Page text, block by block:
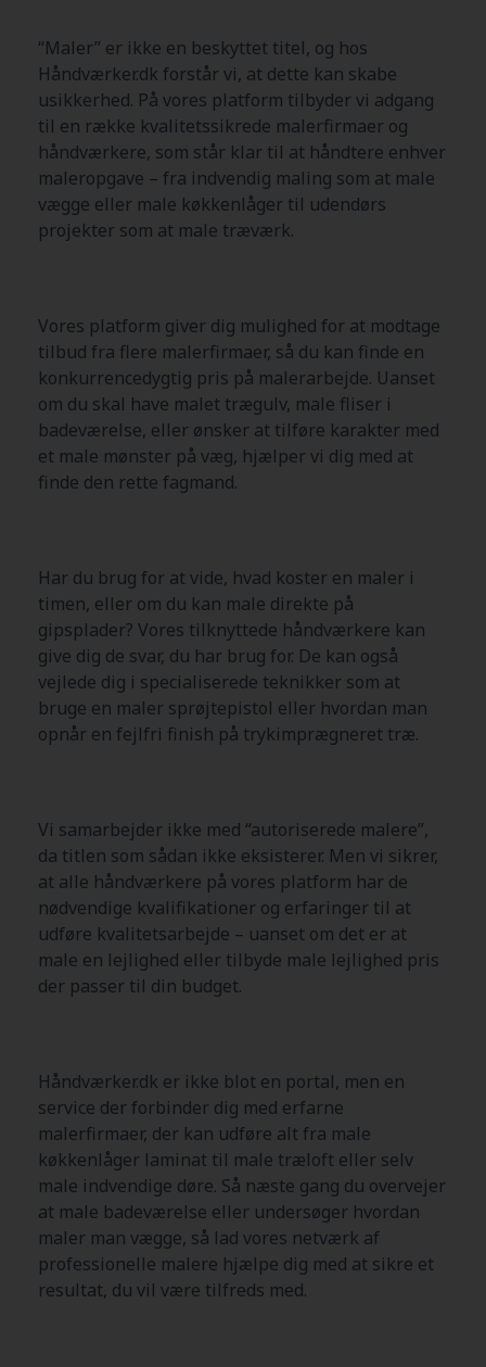
“Maler” er ikke en beskyttet titel, og hos
Håndværker.dk forstår vi, at dette kan skabe
usikkerhed. På vores platform tilbyder vi adgang
til en række kvalitetssikrede malerfirmaer og
håndværkere, som står klar til at håndtere enhver
maleropgave – fra indvendig maling som at male
vægge eller male køkkenlåger til udendørs
projekter som at male træværk.
Vores platform giver dig mulighed for at modtage
tilbud fra flere malerfirmaer, så du kan finde en
konkurrencedygtig pris på malerarbejde. Uanset
om du skal have malet trægulv, male fliser i
badeværelse, eller ønsker at tilføre karakter med
et male mønster på væg, hjælper vi dig med at
finde den rette fagmand.
Har du brug for at vide, hvad koster en maler i
timen, eller om du kan male direkte på
gipsplader? Vores tilknyttede håndværkere kan
give dig de svar, du har brug for. De kan også
vejlede dig i specialiserede teknikker som at
bruge en maler sprøjtepistol eller hvordan man
opnår en fejlfri finish på trykimprægneret træ.
Vi samarbejder ikke med “autoriserede malere”,
da titlen som sådan ikke eksisterer. Men vi sikrer,
at alle håndværkere på vores platform har de
nødvendige kvalifikationer og erfaringer til at
udføre kvalitetsarbejde – uanset om det er at
male en lejlighed eller tilbyde male lejlighed pris
der passer til din budget.
Håndværker.dk er ikke blot en portal, men en
service der forbinder dig med erfarne
malerfirmaer, der kan udføre alt fra male
køkkenlåger laminat til male træloft eller selv
male indvendige døre. Så næste gang du overvejer
at male badeværelse eller undersøger hvordan
maler man vægge, så lad vores netværk af
professionelle malere hjælpe dig med at sikre et
resultat, du vil være tilfreds med.